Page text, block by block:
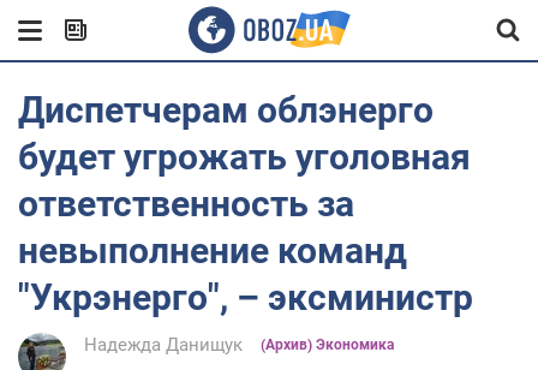
Диспетчерам облэнерго
будет угрожать уголовная
ответственность за
невыполнение команд
"Укрэнерго", – эксминистр
Надежда Данищук (Архив) Экономика